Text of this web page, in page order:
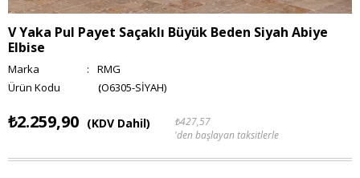
V Yaka Pul Payet Saçaklı Büyük Beden Siyah Abiye
Elbise
Marka :
RMG
(O6305-SİYAH)
₺2.259,90 (KDV Dahil)
₺427,57
'den başlayan taksitlerle